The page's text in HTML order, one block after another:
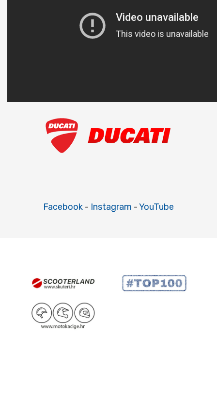
Facebook - Instagram -YouTube